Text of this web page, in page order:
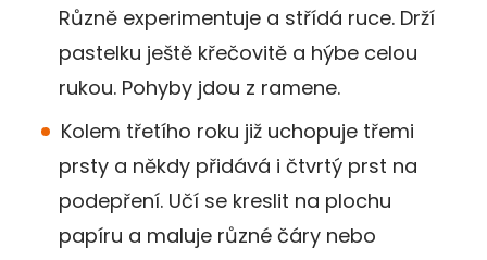
Různě experimentuje a střídá ruce. Drží
pastelku ještě křečovitě a hýbe celou
rukou. Pohyby jdou z ramene.
Kolem třetího roku již uchopuje třemi
prsty a někdy přidává i čtvrtý prst na
podepření. Učí se kreslit na plochu
papíru a maluje různé čáry nebo